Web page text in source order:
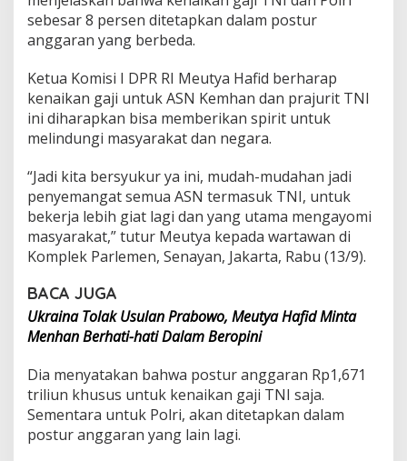
d
D
u
u
n
g
K
e
k
a
n
G
a
P
r
u
r
i
t
sebesar 8 persen ditetapkan dalam postur
anggaran yang berbeda.
Ketua Komisi I DPR RI Meutya Hafid berharap
kenaikan gaji untuk ASN Kemhan dan prajurit TNI
ini diharapkan bisa memberikan spirit untuk
melindungi masyarakat dan negara.
“Jadi kita bersyukur ya ini, mudah-mudahan jadi
penyemangat semua ASN termasuk TNI, untuk
bekerja lebih giat lagi dan yang utama mengayomi
masyarakat,” tutur Meutya kepada wartawan di
Komplek Parlemen, Senayan, Jakarta, Rabu (13/9).
BACA JUGA
Ukraina Tolak Usulan Prabowo, Meutya Hafid Minta
Menhan Berhati-hati Dalam Beropini
Dia menyatakan bahwa postur anggaran Rp1,671
triliun khusus untuk kenaikan gaji TNI saja.
Sementara untuk Polri, akan ditetapkan dalam
postur anggaran yang lain lagi.